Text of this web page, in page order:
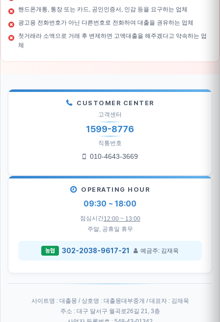
핸드폰개통, 통장 또는 카드, 공인인증서, 인감 등을 요구하는 업체
광고용 전화번호가 아닌 다른번호로 전화하여 대출을 권유하는 업체
첫거래라 소액으로 거래 후 변제하면 고액대출을 해주겠다고 약속하는 업
체
CUSTOMER CENTER
고객센터
1599-8776
직통번호
010-4643-3669
OPERATING HOUR
09:30 ~ 18:00
점심시간12:00 ~ 13:00
주말, 공휴일 휴무
농협 302-2038-9617-21 예금주: 김재욱
사이트명 : 대출몽 / 상호명 : 대출몽대부중개 / 대표자 : 김재욱
주소 : 대구 달서구 월곡로26길 21, 3층